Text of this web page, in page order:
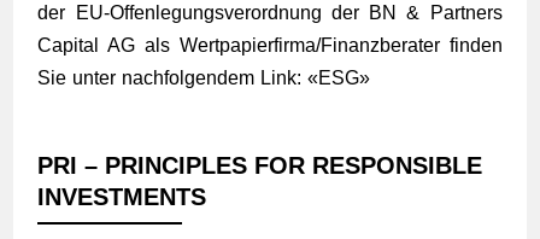
der EU-Offenlegungsverordnung der BN & Partners
Capital AG als Wertpapierfirma/Finanzberater finden
Sie unter nachfolgendem Link: «ESG»
PRI – PRINCIPLES FOR RESPONSIBLE
INVESTMENTS